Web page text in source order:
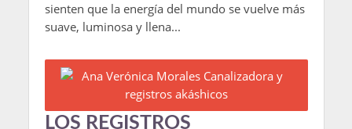
sienten que la energía del mundo se vuelve más
suave, luminosa y llena...
LOS REGISTROS